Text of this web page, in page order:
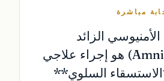
مباشرة
الزائد
(Amnioreduction) هو إجراء علاجي
السلوي**